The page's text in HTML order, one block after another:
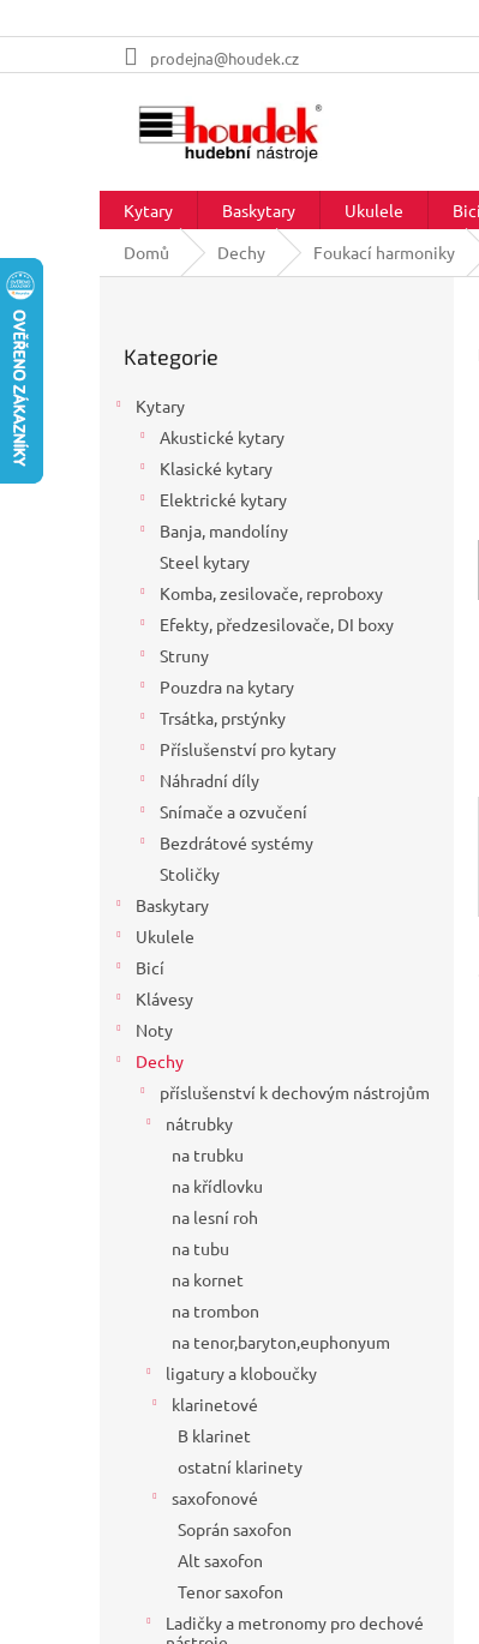
na
prodejna@houdek.cz
Kytary Baskytary Ukulele
Domů
Dechy Foukací harmoniky
kategorie
Kategorie
Kytary
Akustické kytary
Klasické kytary
Elektrické kytary
Banja, mandolíny
Steel kytary
Komba, zesilovače, reproboxy
Efekty, předzesilovače, DI boxy
Struny
Pouzdra na kytary
Trsátka, prstýnky
Příslušenství pro kytary
Náhradní díly
Snímače a ozvučení
Bezdrátové systémy
Stoličky
Baskytary
Ukulele
Bicí
Klávesy
Noty
Dechy
příslušenství k dechovým nástrojům
nátrubky
na trubku
na křídlovku
na lesní roh
na tubu
na kornet
na trombon
na tenor,baryton,euphonyum
ligatury a kloboučky
klarinetové
B klarinet
ostatní klarinety
saxofonové
Soprán saxofon
Alt saxofon
Tenor saxofon
Ladičky a metronomy pro dechové